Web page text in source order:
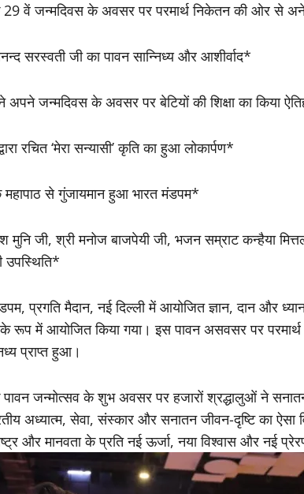
29 वें जन्मदिवस के अवसर पर परमार्थ निकेतन की ओर से
सरस्वती जी का पावन सान्निध्य और आशीर्वाद*
अपने जन्मदिवस के अवसर पर बेटियों की शिक्षा का किया
रचित ‘मेरा सन्यासी’ कृति का हुआ लोकार्पण*
से गुंजायमान हुआ भारत मंडपम*
मुनि जी, श्री मनोज बाजपेयी जी, भजन सम्राट कन्हैया
उपस्थिति*
प्रगति मैदान, नई दिल्ली में आयोजित ज्ञान, दान और
रूप में आयोजित किया गया। इस पावन असवसर पर परमार्थ
प्राप्त हुआ।
पावन जन्मोत्सव के शुभ अवसर पर हजारों श्रद्धालुओं ने
अध्यात्म, सेवा, संस्कार और सनातन जीवन-दृष्टि का
और मानवता के प्रति नई ऊर्जा, नया विश्वास और नई